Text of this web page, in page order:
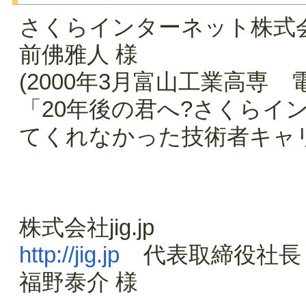
さくらインターネット株
前佛雅人 様
(2000年3月富山工業高専
「20年後の君へ?さくらイ
てくれなかった技術者キャ
株式会社jig.jp
http://jig.jp 代表取締役社長
福野泰介 様